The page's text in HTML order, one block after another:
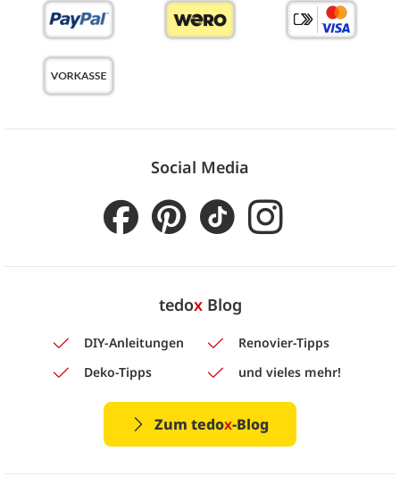
Social Media
tedoxBlog
DIY-Anleitungen
Renovier-Tipps
Deko-Tipps
und vieles mehr!
Zum tedox-Blog